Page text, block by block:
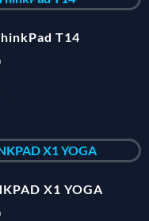
T14
X1 YOGA